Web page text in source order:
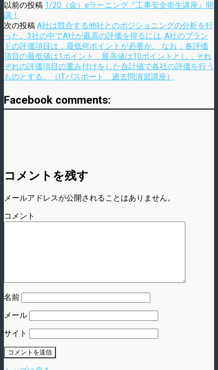
以前の投稿 1/20（金）eラーニング『工事安全衛生講座』開
講！
次の投稿 A社は競合する他社とのポジショニングの分析を行
った。3社の中でA社が最高の評価を得るには, A社のブラン
ドの評価項目は，最低何ポイントが必要か。 なお，各評価
項目の最低値は1ポイント，最高値は10ポイントとし，それ
ぞれの評価項目の重み付けをした合計値で各社の評価を行う
ものとする。（ITパスポート 過去問演習講座）
Facebook comments:
コメントを残す
メールアドレスが公開されることはありません。
コメント
名前
メール
サイト